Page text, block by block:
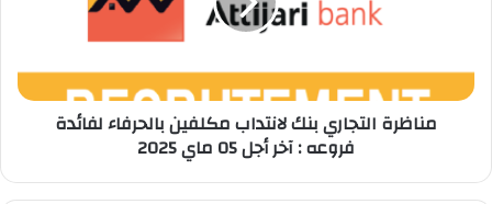
فروعه
:
مناظرة التجاري بنك لانتداب مكلفين بالحرفاء لفائدة
فروعه : آخر أجل 05 ماي 2025